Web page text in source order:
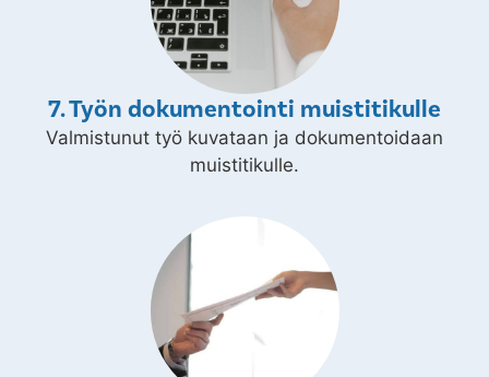
7. Työn dokumentointi muistitikulle
Valmistunut työ kuvataan ja dokumentoidaan
muistitikulle.